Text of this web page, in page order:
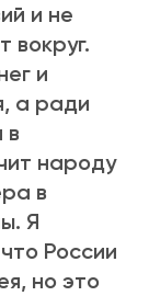
и не
вокруг.
и
а ради
в
народу
в
Я
России
но это